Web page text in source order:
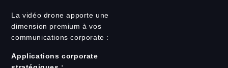
La vidéo drone apporte une
dimension premium à vos
communications corporate :
Applications corporate